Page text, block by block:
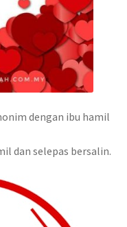
dengan ibu hamil
dan selepas bersalin.